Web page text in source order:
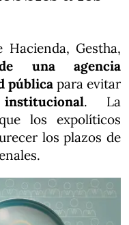
Gestha,
una agencia
pública para evitar
. La
los expolíticos
los plazos de